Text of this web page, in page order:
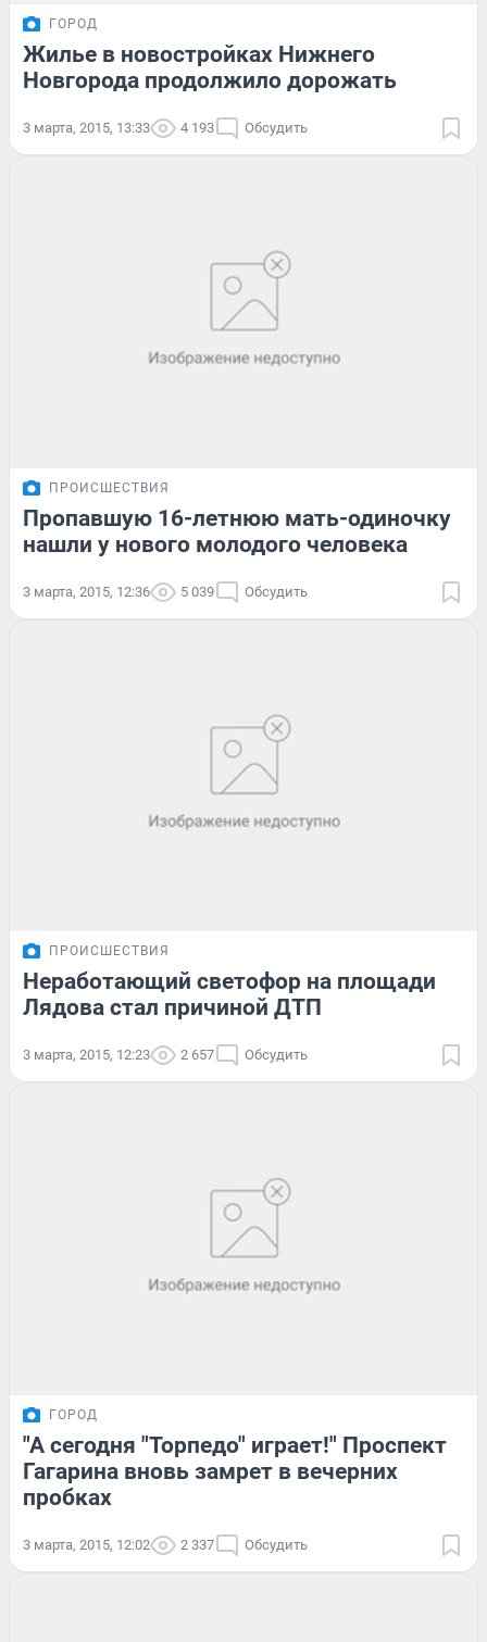
ГОРОД
Жилье в новостройках Нижнего
Новгорода продолжило дорожать
3 марта, 2015, 13:33 4 193 Обсудить
ПРОИСШЕСТВИЯ
Пропавшую 16-летнюю мать-одиночку
нашли у нового молодого человека
3 марта, 2015, 12:36 5 039 Обсудить
ПРОИСШЕСТВИЯ
Неработающий светофор на площади
Лядова стал причиной ДТП
3 марта, 2015, 12:23 2 657 Обсудить
ГОРОД
"А сегодня "Торпедо" играет!" Проспект
Гагарина вновь замрет в вечерних
пробках
3 марта, 2015, 12:02 2 337 Обсудить